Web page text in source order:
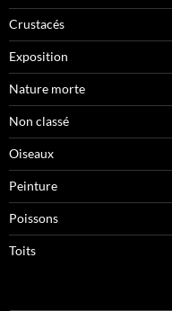
Crustacés
Exposition
Nature morte
Non classé
Oiseaux
Peinture
Poissons
Toits